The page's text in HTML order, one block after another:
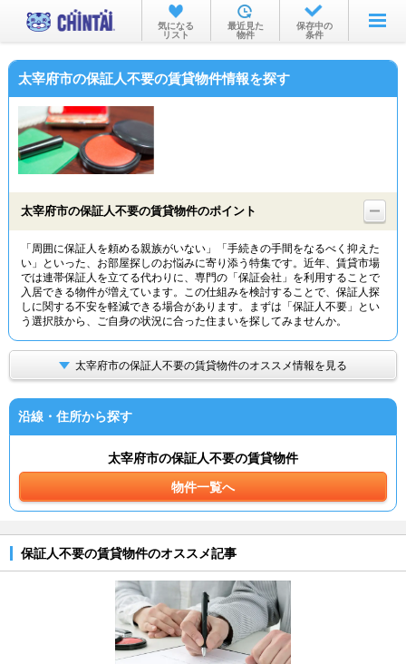
お部屋を探す
沿線・駅から
物件特集から
TOP
気になる
リスト
最近見た
物件
保存中の
条件
太宰府市の保証人不要の賃貸物件情報を探す
太宰府市の保証人不要の賃貸物件のポイント
「周囲に保証人を頼める親族がいない」「手続きの手間をなるべく抑えた
い」といった、お部屋探しのお悩みに寄り添う特集です。近年、賃貸市場
では連帯保証人を立てる代わりに、専門の「保証会社」を利用することで
入居できる物件が増えています。この仕組みを検討することで、保証人探
しに関する不安を軽減できる場合があります。まずは「保証人不要」とい
う選択肢から、ご自身の状況に合った住まいを探してみませんか。
太宰府市の保証人不要の賃貸物件のオススメ情報を見る
沿線・住所から探す
太宰府市の保証人不要の賃貸物件
物件一覧へ
保証人不要の賃貸物件のオススメ記事